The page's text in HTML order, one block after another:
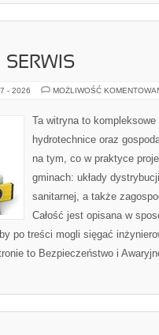
- 2026 MOŻLIWOŚĆ
Ta witryna to
hydrotechnice oraz
na tym, co w praktyce
gminach: układy
sanitarnej, a także
Całość jest opisana w
po treści mogli sięgać
to Bezpieczeństwo i